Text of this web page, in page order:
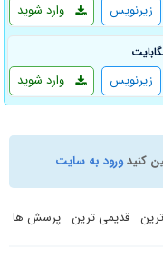
وارد شوید زیرنویس
وارد شوید زیرنویس
کنیدورود به سایت
قدیمی ترین پرسش ها